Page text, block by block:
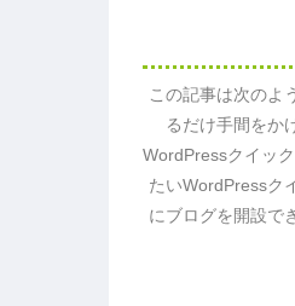
この記事は次のよ
るだけ手間をか
WordPressクイッ
たいWordPressク
にブログを開設で